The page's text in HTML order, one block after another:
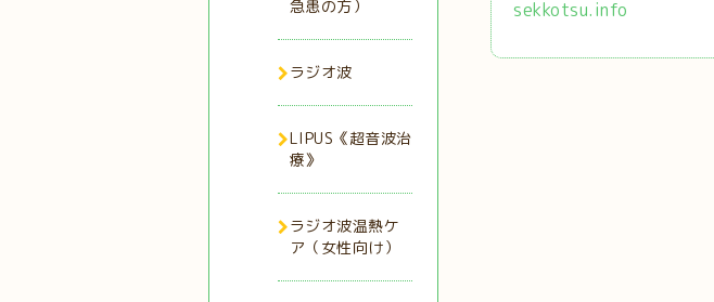
sekkotsu.info
急患の方）
ラジオ波
LIPUS《超音波治
療》
ラジオ波温熱ケ
ア（女性向け）